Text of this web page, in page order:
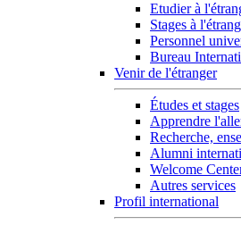
Etudier à
Stages à
Personnel
Bureau
Venir de l'étranger
Études et stages
Apprendre
Recherche,
Alumni
Welcome
Autres services
Profil international